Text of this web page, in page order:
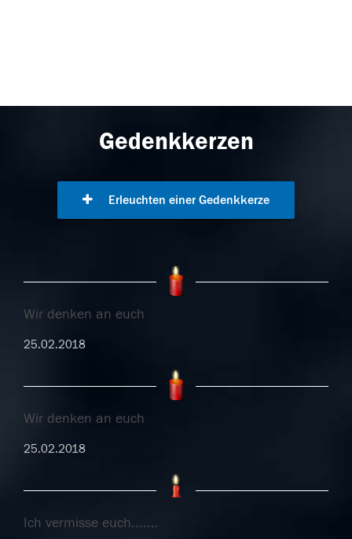
Gedenkkerzen
Erleuchten einer Gedenkkerze
Wir denken an euch
25.02.2018
Wir denken an euch
25.02.2018
Ich vermisse euch.......